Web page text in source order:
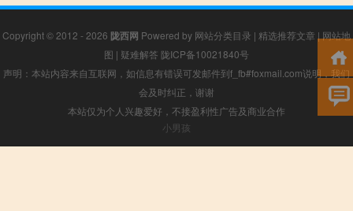
Copyright © 2012 - 2026 陇西网 Powered by 网站分类目录 | 精选推荐文章 | 网站地
图 | 疑难解答 陇ICP备10021840号
声明：本站内容来自互联网，如信息有错误可发邮件到f_fb#foxmail.com说明，我们
会及时纠正，谢谢
本站仅为个人兴趣爱好，不接盈利性广告及商业合作
小男孩